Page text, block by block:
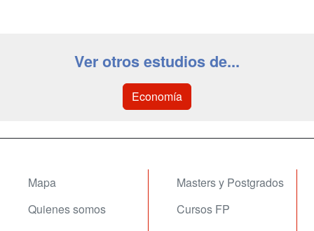
Ver otros estudios de...
Economía
Mapa
Quienes somos
Masters y Postgrados
Cursos FP